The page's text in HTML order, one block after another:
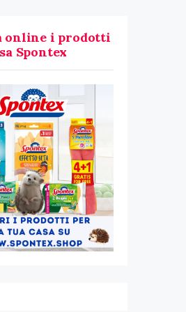
online i prodotti
Spontex